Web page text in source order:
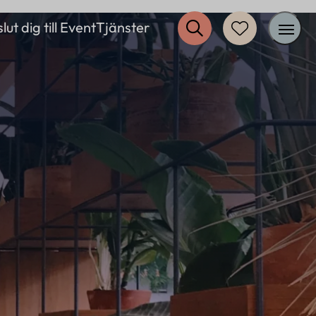
Övrigt
dig till EventTjänster
Inspiration
Erbjudanden
Om oss
Kontakt
FAQ